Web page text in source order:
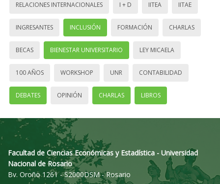
RELACIONES INTERNACIONALES I + D IITEA IITAE
INGRESANTES INCLUSIÓN FORMACIÓN CHARLAS
BECAS BIENESTAR UNIVERSITARIO LEY MICAELA
100 AÑOS WORKSHOP UNR CONTABILIDAD
DEBATES OPINIÓN CHARLAS LIBROS
Facultad de Ciencias Económicas y Estadística - Universidad
Nacional de Rosario
Bv. Oroño 1261 - S2000DSM - Rosario